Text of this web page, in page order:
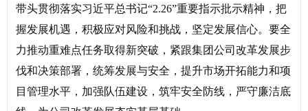
带头贯彻落实习近平总书记“2.26”重要指示批示精神，把
握发展机遇，积极应对风险和挑战，坚定发展信心。要全
力推动重难点任务取得新突破，紧跟集团公司改革发展步
伐和决策部署，统筹发展与安全，提升市场开拓能力和项
目管理水平，加强队伍建设，筑牢安全防线，严守廉洁底